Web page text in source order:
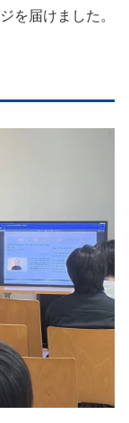
を届けました。